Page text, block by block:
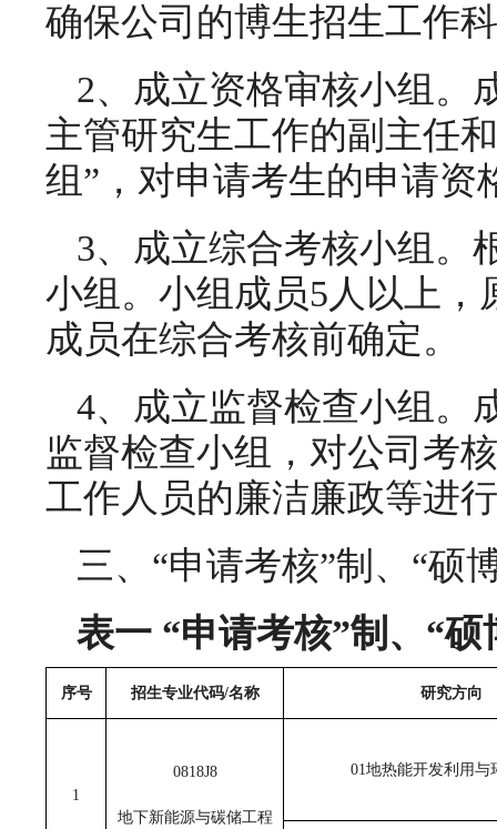
确保公司的博生招生工作
2、成立资格审核小组。
主管研究生工作的副主任
组”，对申请考生的申请资
3、成立综合考核小组。
小组。小组成员5人以上
成员在综合考核前确定。
4、成立监督检查小组。
监督检查小组，对公司考
工作人员的廉洁廉政等进
三、“申请考核”制、“硕
表一 “申请考核”制、“
序号 招生专业代码/名称 研究方向
1
0818J8
地下新能源与碳储工程
01地热能开发利用与